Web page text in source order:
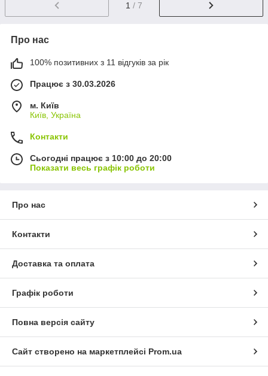
1 / 7
Про нас
100% позитивних з 11 відгуків за рік
Працює з 30.03.2026
м. Київ
Київ, Україна
Контакти
Сьогодні працює з 10:00 до 20:00
Показати весь графік роботи
Про нас
Контакти
Доставка та оплата
Графік роботи
Повна версія сайту
Сайт створено на маркетплейсі Prom.ua